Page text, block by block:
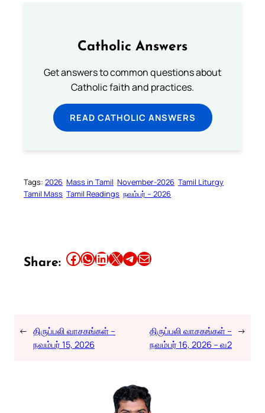
Catholic Answers
Get answers to common questions about
Catholic faith and practices.
READ CATHOLIC ANSWERS
Tags: 2026 Mass in Tamil November-2026 Tamil Liturgy
Tamil Mass Tamil Readings நவம்பர் – 2026
Share: Share this article on Facebook Share this article on WhatsApp Share this article on LinkedIn Share this article on X Share this article on TelegramEmail this Article
← திருப்பலி வாசகங்கள் –
நவம்பர் 15, 2026
திருப்பலி வாசகங்கள் –
நவம்பர் 16, 2026 – வ2
→